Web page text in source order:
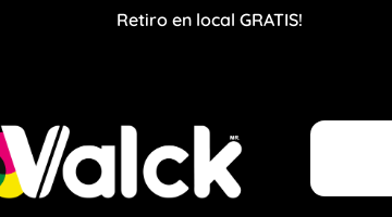
Retiro en local GRATIS!